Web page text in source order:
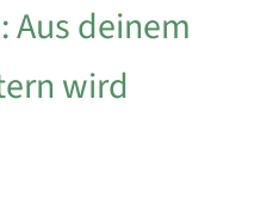
Aus deinem
wird